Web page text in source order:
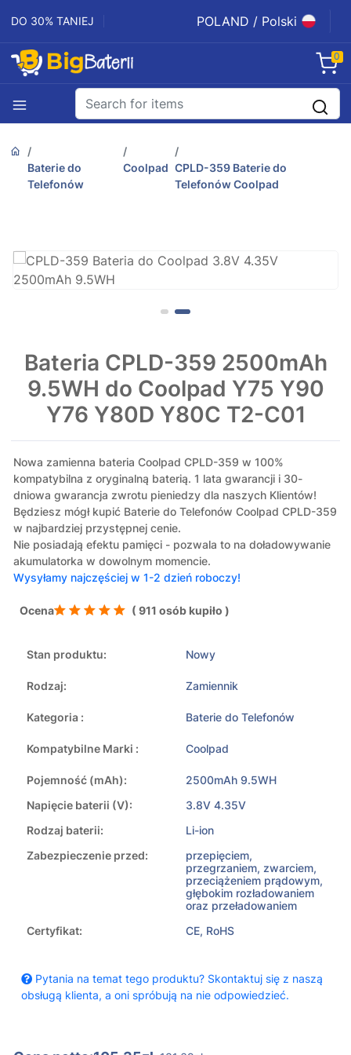
DO 30% TANIEJ POLAND / Polski
0
Baterie do
Telefonów
Coolpad CPLD-359 Baterie do
Telefonów Coolpad
Bateria CPLD-359 2500mAh
9.5WH do Coolpad Y75 Y90
Y76 Y80D Y80C T2-C01
Nowa zamienna bateria Coolpad CPLD-359 w 100%
kompatybilna z oryginalną baterią. 1 lata gwarancji i 30-
dniowa gwarancja zwrotu pieniedzy dla naszych Klientów!
Będziesz mógł kupić Baterie do Telefonów Coolpad CPLD-359
w najbardziej przystępnej cenie.
Nie posiadają efektu pamięci - pozwala to na doładowywanie
akumulatorka w dowolnym momencie.
Wysyłamy najczęściej w 1-2 dzień roboczy!
Ocena ( 911 osób kupiło )
Stan produktu: Nowy
Rodzaj: Zamiennik
Kategoria : Baterie do Telefonów
Kompatybilne Marki : Coolpad
Pojemność (mAh):
2500mAh 9.5WH
Napięcie baterii (V):
3.8V 4.35V
Rodzaj baterii:
Li-ion
Zabezpieczenie przed:
przepięciem,
przegrzaniem, zwarciem,
przeciążeniem prądowym,
głębokim rozładowaniem
oraz przeładowaniem
Certyfikat:
CE, RoHS
Pytania na temat tego produktu? Skontaktuj się z naszą
obsługą klienta, a oni spróbują na nie odpowiedzieć.